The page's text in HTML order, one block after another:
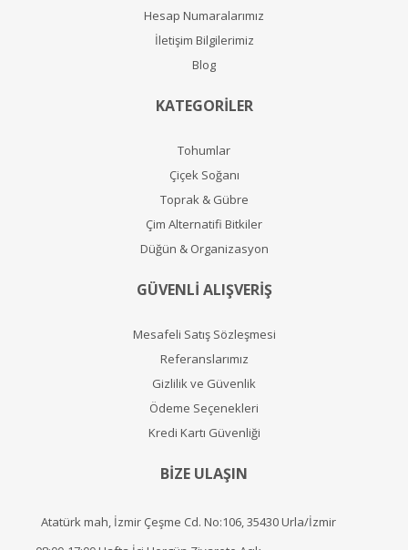
Hesap Numaralarımız
İletişim Bilgilerimiz
Blog
KATEGORİLER
Tohumlar
Çiçek Soğanı
Toprak & Gübre
Çim Alternatifi Bitkiler
Düğün & Organizasyon
GÜVENLİ ALIŞVERİŞ
Mesafeli Satış Sözleşmesi
Referanslarımız
Gizlilik ve Güvenlik
Ödeme Seçenekleri
Kredi Kartı Güvenliği
BİZE ULAŞIN
Atatürk mah, İzmir Çeşme Cd. No:106, 35430 Urla/İzmir